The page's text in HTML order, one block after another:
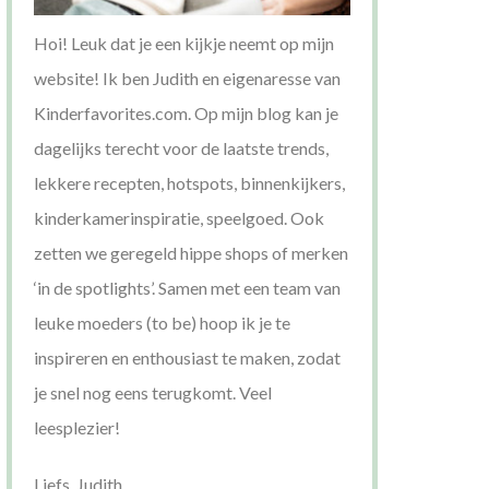
Hoi! Leuk dat je een kijkje neemt op mijn
website! Ik ben Judith en eigenaresse van
Kinderfavorites.com. Op mijn blog kan je
dagelijks terecht voor de laatste trends,
lekkere recepten, hotspots, binnenkijkers,
kinderkamerinspiratie, speelgoed. Ook
zetten we geregeld hippe shops of merken
‘in de spotlights’. Samen met een team van
leuke moeders (to be) hoop ik je te
inspireren en enthousiast te maken, zodat
je snel nog eens terugkomt. Veel
leesplezier!
Liefs, Judith